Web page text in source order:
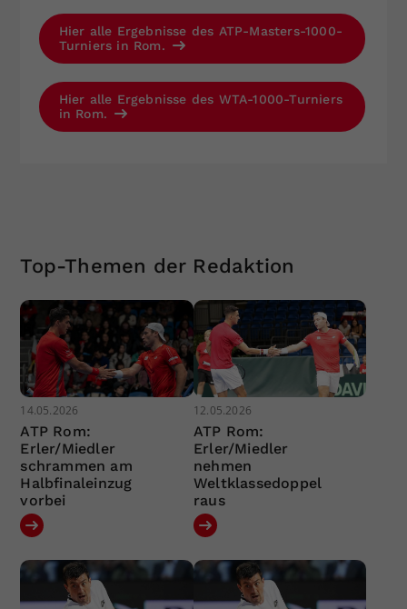
Hier alle Ergebnisse des ATP-Masters-1000-
Turniers in Rom.
Hier alle Ergebnisse des WTA-1000-Turniers
in Rom.
Top-Themen der Redaktion
14.05.2026
ATP Rom:
Erler/Miedler
schrammen am
Halbfinaleinzug
vorbei
12.05.2026
ATP Rom:
Erler/Miedler
nehmen
Weltklassedoppel
raus